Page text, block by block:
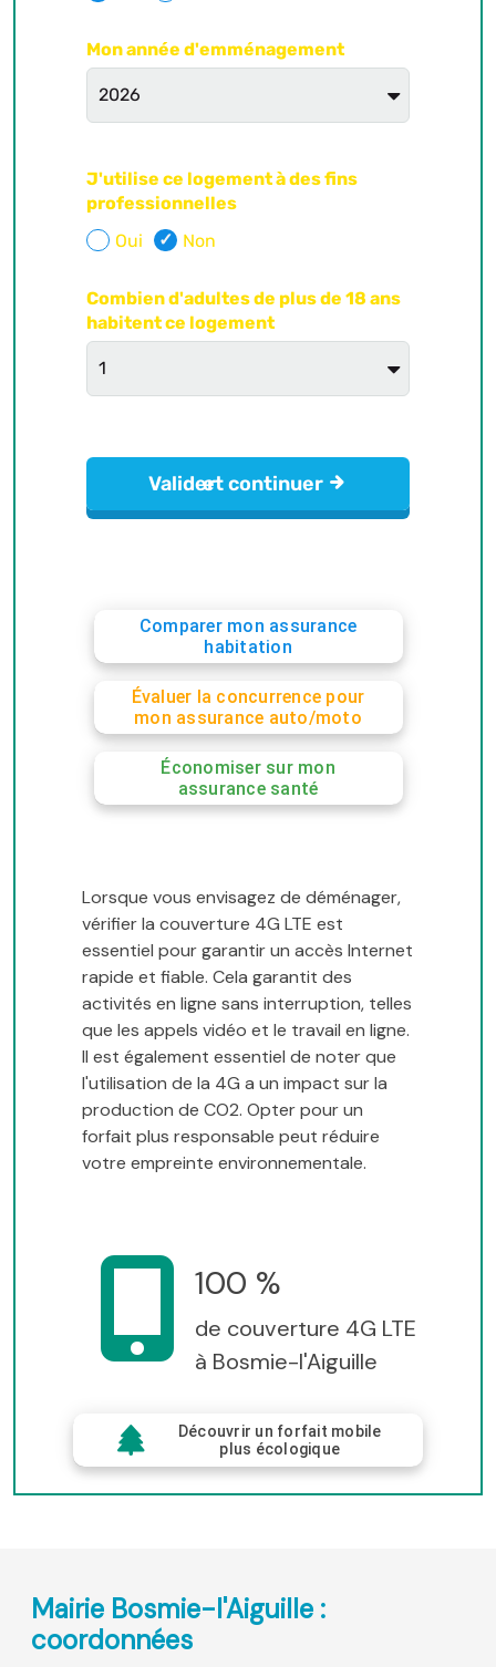
Comparer mon assurance
habitation
Évaluer la concurrence pour
mon assurance auto/moto
Économiser sur mon
assurance santé
Lorsque vous envisagez de déménager,
vérifier la couverture 4G LTE est
essentiel pour garantir un accès Internet
rapide et fiable. Cela garantit des
activités en ligne sans interruption, telles
que les appels vidéo et le travail en ligne.
Il est également essentiel de noter que
l'utilisation de la 4G a un impact sur la
production de CO2. Opter pour un
forfait plus responsable peut réduire
votre empreinte environnementale.
100 %
de couverture 4G LTE
à Bosmie-l'Aiguille
Découvrir un forfait mobile
plus écologique
Mairie Bosmie-l'Aiguille :
coordonnées